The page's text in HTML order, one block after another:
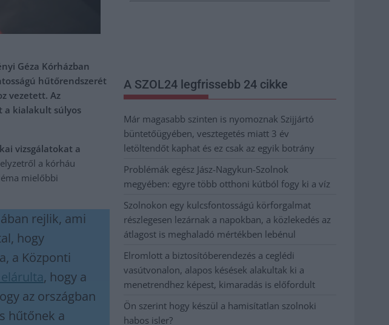
Géza Kórházban
hűtőrendszerét
vezetett. Az
a kialakult súlyos
vizsgálatokat a
a kórháu
mielőbbi
rejlik, ami
hogy
a Központi
, hogy a
az országban
hűtőnek a
A SZOL24 legfrissebb 24 cikke
Már magasabb szinten is nyomoznak Szijjártó
büntetőügyében, vesztegetés miatt 3 év
letöltendőt kaphat és ez csak az egyik botrány
Problémák egész Jász-Nagykun-Szolnok
megyében: egyre több otthoni kútból fogy ki a víz
Szolnokon egy kulcsfontosságú körforgalmat
részlegesen lezárnak a napokban, a közlekedés az
átlagost is meghaladó mértékben lebénul
Elromlott a biztosítóberendezés a ceglédi
vasútvonalon, alapos késések alakultak ki a
menetrendhez képest, kimaradás is előfordult
Ön szerint hogy készül a hamisítatlan szolnoki
habos isler?